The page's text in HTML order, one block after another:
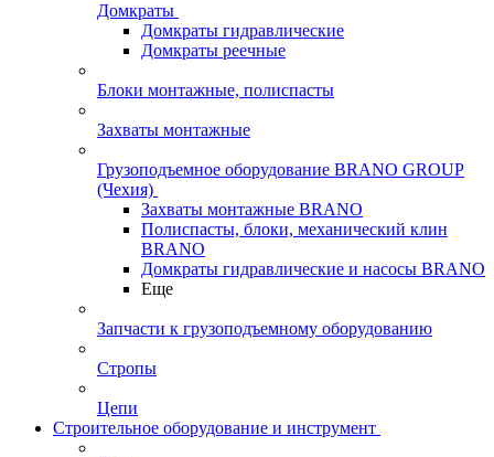
Домкраты
Домкраты гидравлические
Домкраты реечные
Блоки монтажные, полиспасты
Захваты монтажные
Грузоподъемное оборудование BRANO GROUP
(Чехия)
Захваты монтажные BRANO
Полиспасты, блоки, механический клин
BRANO
Домкраты гидравлические и насосы BRANO
Еще
Запчасти к грузоподъемному оборудованию
Стропы
Цепи
Строительное оборудование и инструмент